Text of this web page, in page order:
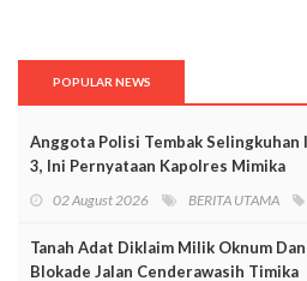
POPULAR NEWS
Anggota Polisi Tembak
3, Ini Pernyataan Kapolres Mimika
02 August 2026 BERITA UTAMA
Tanah Adat Diklaim Milik Oknum
Blokade Jalan Cenderawasih Timika